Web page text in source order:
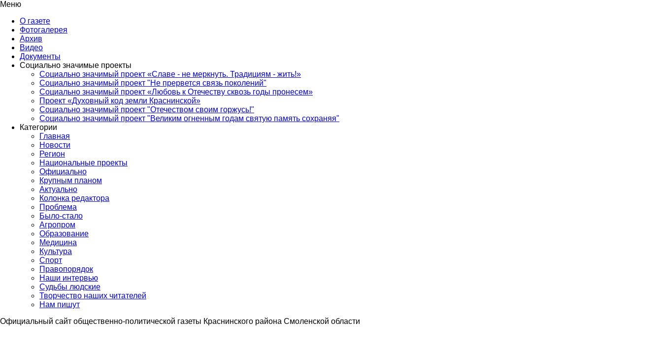
Меню
О газете
Фотогалерея
Архив
Видео
Документы
Социально значимые проекты
Социально значимый проект «Славе - не меркнуть. Традициям - жить!»
Социально значимый проект "Не прервется связь поколений"
Социально значимый проект «Любовь к Отечеству сквозь годы пронесем»
Проект «Духовный код земли Краснинской»
Социально значимый проект "Отечеством своим горжусь!"
Социально значимый проект "Великим огненным годам святую память сохраняя"
Категории
Главная
Новости
Регион
Национальные проекты
Официально
Крупным планом
Актуально
Колонка редактора
Проблема
Было-стало
Агропром
Образование
Медицина
Культура
Спорт
Правопорядок
Наши интервью
Судьбы людские
Творчество наших читателей
Нам пишут
Официальный сайт общественно-политической газеты Краснинского района Смоленской области